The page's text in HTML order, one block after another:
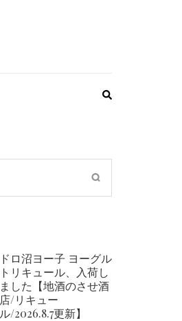
ドロ沼ヨー子 ヨーグル
トリキュール、入荷し
ました【地酒のさせ酒
店/リキュー
ル/2026.8.7更新】